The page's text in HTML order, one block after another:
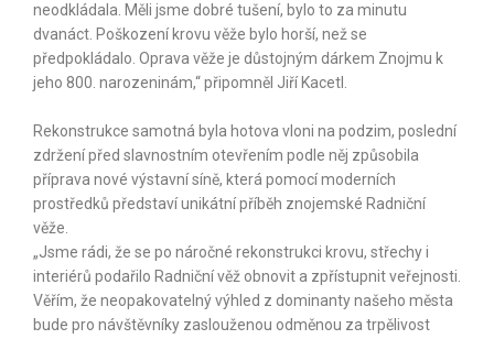
neodkládala. Měli jsme dobré tušení, bylo to za minutu
dvanáct. Poškození krovu věže bylo horší, než se
předpokládalo. Oprava věže je důstojným dárkem Znojmu k
jeho 800. narozeninám,“ připomněl Jiří Kacetl.
Rekonstrukce samotná byla hotova vloni na podzim, poslední
zdržení před slavnostním otevřením podle něj způsobila
příprava nové výstavní síně, která pomocí moderních
prostředků představí unikátní příběh znojemské Radniční
věže.
„Jsme rádi, že se po náročné rekonstrukci krovu, střechy i
interiérů podařilo Radniční věž obnovit a zpřístupnit veřejnosti.
Věřím, že neopakovatelný výhled z dominanty našeho města
bude pro návštěvníky zaslouženou odměnou za trpělivost